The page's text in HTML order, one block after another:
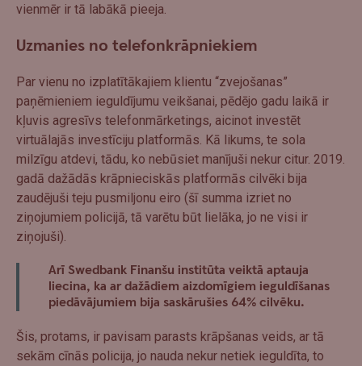
vienmēr ir tā labākā pieeja.
Uzmanies no telefonkrāpniekiem
Par vienu no izplatītākajiem klientu “zvejošanas”
paņēmieniem ieguldījumu veikšanai, pēdējo gadu laikā ir
kļuvis agresīvs telefonmārketings, aicinot investēt
virtuālajās investīciju platformās. Kā likums, te sola
milzīgu atdevi, tādu, ko nebūsiet manījuši nekur citur. 2019.
gadā dažādās krāpnieciskās platformās cilvēki bija
zaudējuši teju pusmiljonu eiro (šī summa izriet no
ziņojumiem policijā, tā varētu būt lielāka, jo ne visi ir
ziņojuši).
Arī Swedbank Finanšu institūta veiktā aptauja
liecina, ka ar dažādiem aizdomīgiem ieguldīšanas
piedāvājumiem bija saskārušies 64% cilvēku.
Šis, protams, ir pavisam parasts krāpšanas veids, ar tā
sekām cīnās policija, jo nauda nekur netiek ieguldīta, to